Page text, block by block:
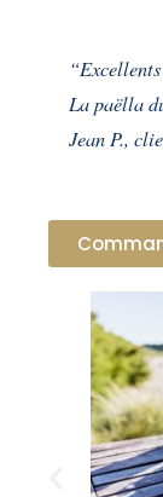
La paëlla
Jean P.,